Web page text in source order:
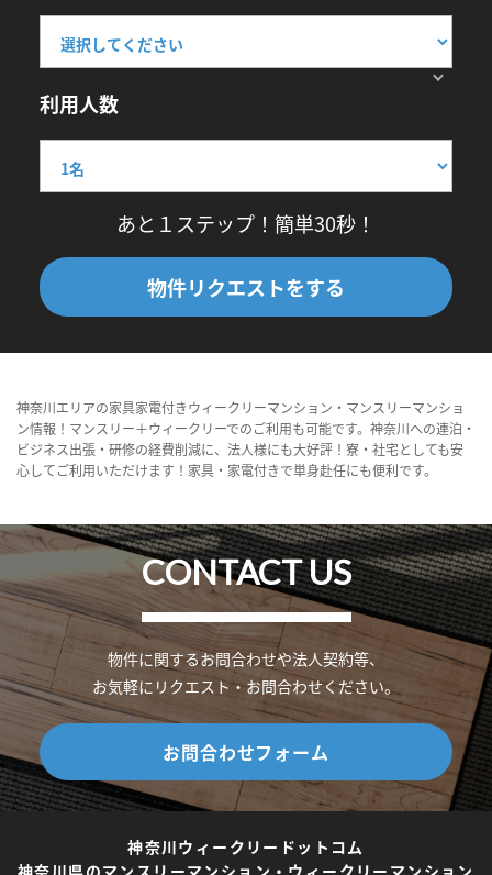
利用人数
あと１ステップ！簡単30秒！
物件リクエストをする
神奈川エリアの家具家電付きウィークリーマンション・マンスリーマンショ
ン情報！マンスリー＋ウィークリーでのご利用も可能です。神奈川への連泊・
ビジネス出張・研修の経費削減に、法人様にも大好評！寮・社宅としても安
心してご利用いただけます！家具・家電付きで単身赴任にも便利です。
CONTACT US
物件に関するお問合わせや法人契約等、
お気軽にリクエスト・お問合わせください。
お問合わせフォーム
神奈川ウィークリードットコム